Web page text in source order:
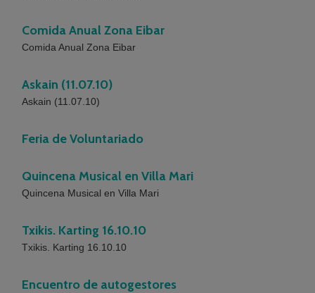
Comida Anual Zona Eibar
Comida Anual Zona Eibar
Askain (11.07.10)
Askain (11.07.10)
Feria de Voluntariado
Quincena Musical en Villa Mari
Quincena Musical en Villa Mari
Txikis. Karting 16.10.10
Txikis. Karting 16.10.10
Encuentro de autogestores